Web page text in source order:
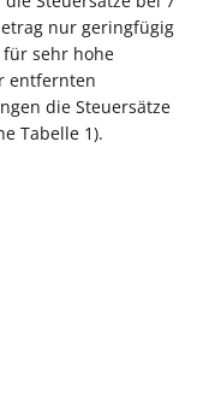
nur geringfügig
für sehr hohe
entfernten
die Steuersätze
Tabelle 1).